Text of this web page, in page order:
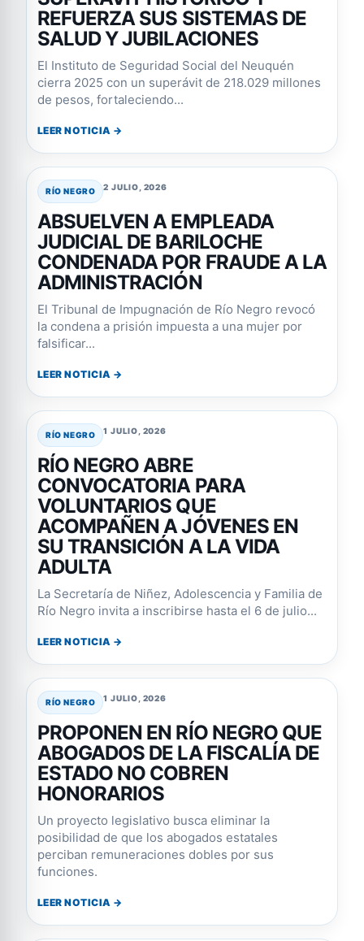
REFUERZA SUS SISTEMAS DE
SALUD Y JUBILACIONES
El Instituto de Seguridad Social del Neuquén
cierra 2025 con un superávit de 218.029 millones
de pesos, fortaleciendo...
LEER NOTICIA →
RÍO NEGRO 2 JULIO, 2026
ABSUELVEN A EMPLEADA
JUDICIAL DE BARILOCHE
CONDENADA POR FRAUDE A LA
ADMINISTRACIÓN
El Tribunal de Impugnación de Río Negro revocó
la condena a prisión impuesta a una mujer por
falsificar...
LEER NOTICIA →
RÍO NEGRO 1 JULIO, 2026
RÍO NEGRO ABRE
CONVOCATORIA PARA
VOLUNTARIOS QUE
ACOMPAÑEN A JÓVENES EN
SU TRANSICIÓN A LA VIDA
ADULTA
La Secretaría de Niñez, Adolescencia y Familia de
Río Negro invita a inscribirse hasta el 6 de julio...
LEER NOTICIA →
RÍO NEGRO 1 JULIO, 2026
PROPONEN EN RÍO NEGRO QUE
ABOGADOS DE LA FISCALÍA DE
ESTADO NO COBREN
HONORARIOS
Un proyecto legislativo busca eliminar la
posibilidad de que los abogados estatales
perciban remuneraciones dobles por sus
funciones.
LEER NOTICIA →